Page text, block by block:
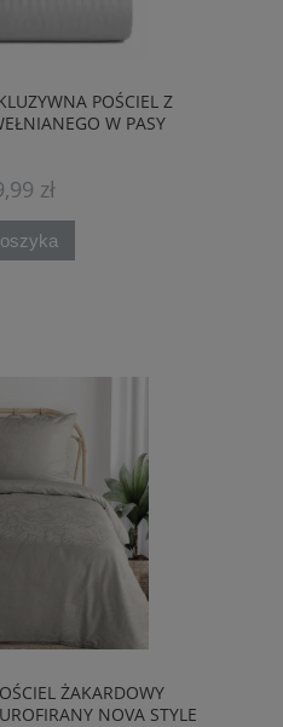
POŚCIEL Z
W PASY
zł
ŻAKARDOWY
NOVA STYLE